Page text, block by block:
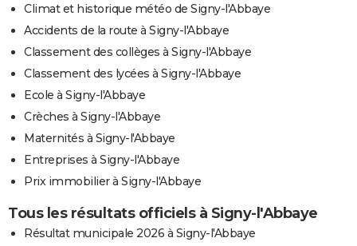
Climat et historique météo de Signy-l'Abbaye
Accidents de la route à Signy-l'Abbaye
Classement des collèges à Signy-l'Abbaye
Classement des lycées à Signy-l'Abbaye
Ecole à Signy-l'Abbaye
Crèches à Signy-l'Abbaye
Maternités à Signy-l'Abbaye
Entreprises à Signy-l'Abbaye
Prix immobilier à Signy-l'Abbaye
Tous les résultats officiels à Signy-l'Abbaye
Résultat municipale 2026 à Signy-l'Abbaye